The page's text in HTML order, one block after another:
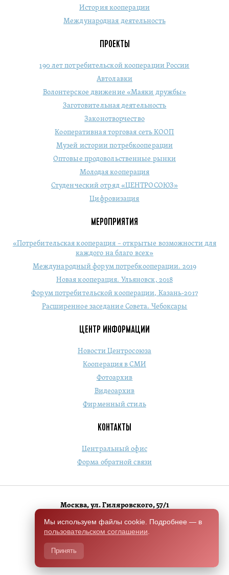
История кооперации
Международная деятельность
ПРОЕКТЫ
190 лет потребительской кооперации России
Автолавки
Волонтерское движение «Маяки дружбы»
Заготовительная деятельность
Законотворчество
Кооперативная торговая сеть КООП
Музей истории потребкооперации
Оптовые продовольственные рынки
Молодая кооперация
Студенческий отряд «ЦЕНТРОСОЮЗ»
Цифровизация
МЕРОПРИЯТИЯ
«Потребительская кооперация – открытые возможности для
каждого на благо всех»
Международный форум потребкооперации. 2019
Новая кооперация. Ульяновск, 2018
Форум потребительской кооперации, Казань-2017
Расширенное заседание Совета. Чебоксары
ЦЕНТР ИНФОРМАЦИИ
Новости Центросоюза
Кооперация в СМИ
Фотоархив
Видеоархив
Фирменный стиль
КОНТАКТЫ
Центральный офис
Форма обратной связи
Москва, ул. Гиляровского, 57/1
+7 (495) 684-1803
Switch to English version
Разработано Чили.Хелп
Мы используем файлы cookie. Подробнее — в
пользовательском соглашении
Принять